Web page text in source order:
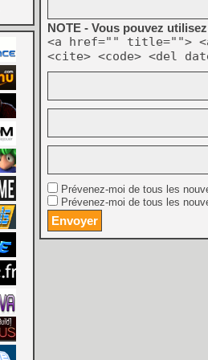
NOTE - Vous pouvez
<a href="" title="">
<cite> <code> <del
Prévenez-moi de tous les
Prévenez-moi de tous les